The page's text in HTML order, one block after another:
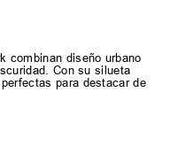
combinan diseño urbano
Con su silueta
para destacar de